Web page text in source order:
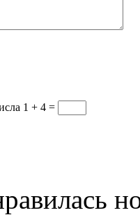
1 + 4 =